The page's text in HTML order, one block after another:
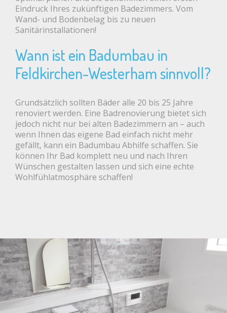
Eindruck Ihres zukünftigen Badezimmers. Vom
Wand- und Bodenbelag bis zu neuen
Sanitärinstallationen!
Wann ist ein Badumbau in
Feldkirchen-Westerham sinnvoll?
Grundsätzlich sollten Bäder alle 20 bis 25 Jahre
renoviert werden. Eine Badrenovierung bietet sich
jedoch nicht nur bei alten Badezimmern an – auch
wenn Ihnen das eigene Bad einfach nicht mehr
gefällt, kann ein Badumbau Abhilfe schaffen. Sie
können Ihr Bad komplett neu und nach Ihren
Wünschen gestalten lassen und sich eine echte
Wohlfühlatmosphäre schaffen!